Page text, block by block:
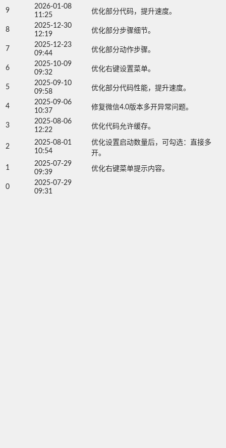
9
2026-01-08
11:25
优化部分代码，提升速度。
8
2025-12-30
12:19
优化部分步骤细节。
7
2025-12-23
09:44
优化部分动作步骤。
6
2025-10-09
09:32
优化右键设置菜单。
5
2025-09-10
09:58
优化部分代码性能，提升速度。
4
2025-09-06
10:37
修复微信4.0版本多开异常问题。
3
2025-08-06
12:22
优化代码允许缓存。
2
2025-08-01
10:54
优化设置启动数量后，可勾选：直接多
开。
1
2025-07-29
09:39
优化右键菜单提示内容。
0
2025-07-29
09:31